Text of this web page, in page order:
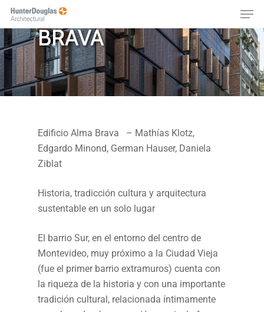
Skip
main
content
EDIFICIO ALMA
BRAVA
Edificio Alma Brava – Mathías Klotz,
Edgardo Minond, German Hauser, Daniela
Ziblat
Historia, tradicción cultura y arquitectura
sustentable en un solo lugar
El barrio Sur, en el entorno del centro de
Montevideo, muy próximo a la Ciudad Vieja
(fue el primer barrio extramuros) cuenta con
la riqueza de la historia y con una importante
tradición cultural, relacionada íntimamente